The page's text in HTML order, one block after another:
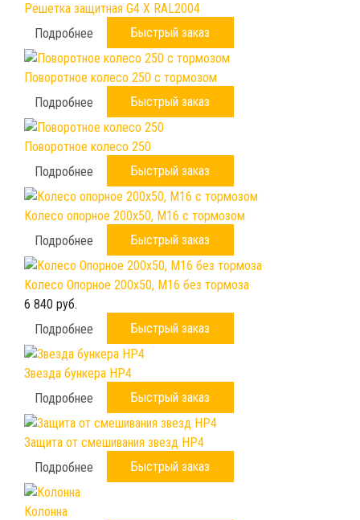
Решетка защитная G4 X RAL2004
Подробнее
Быстрый заказ
Поворотное колесо 250 с тормозом
Подробнее
Быстрый заказ
Поворотное колесо 250
Подробнее
Быстрый заказ
Колесо опорное 200х50, М16 с тормозом
Подробнее
Быстрый заказ
Колесо Опорное 200х50, М16 без тормоза
6 840 руб.
Подробнее
Быстрый заказ
Звезда бункера HP4
Подробнее
Быстрый заказ
Защита от смешивания звезд HP4
Подробнее
Быстрый заказ
Колонна